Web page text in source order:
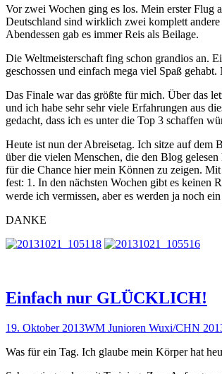
Vor zwei Wochen ging es los. Mein erster Flug
Deutschland sind wirklich zwei komplett
Abendessen gab es immer Reis als Beilage.
Die Weltmeisterschaft fing schon grandios an.
geschossen und einfach mega viel Spaß
Das Finale war das größte für mich. Über das
und ich habe sehr sehr viele Erfahrungen aus
gedacht, dass ich es unter die Top 3 schaffen
Heute ist nun der Abreisetag. Ich sitze auf
über die vielen Menschen, die den Blog
für die Chance hier mein Können zu zeigen.
fest: 1. In den nächsten Wochen gibt es keinen
werde ich vermissen, aber es werden ja noch
DANKE
Einfach nur GLÜCKLICH!
19. Oktober 2013WM Junioren Wuxi/CHN
Was für ein Tag. Ich glaube mein Körper hat